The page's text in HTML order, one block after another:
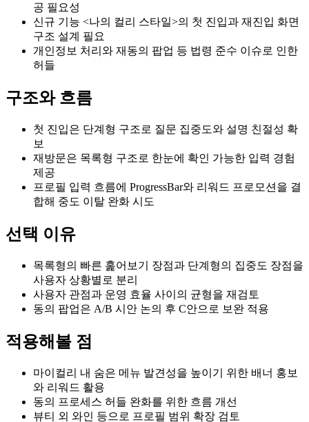
공 필요성
신규 기능 <나의 컬리 스타일>의 첫 진입과 재진입 화면
구조 설계 필요
개인정보 처리와 재동의 팝업 등 법령 준수 이슈로 인한
허들
구조와 흐름
첫 진입은 단계형 구조로 질문 집중도와 설명 친절성 확
보
재방문은 목록형 구조로 한눈에 확인 가능한 입력 경험
제공
프로필 입력 흐름에 ProgressBar와 리워드 프로모션을 결
합해 중도 이탈 완화 시도
선택 이유
목록형의 빠른 훑어보기 장점과 단계형의 집중도 장점을
사용자 상황별로 분리
사용자 관점과 운영 효율 사이의 균형을 재검토
동의 팝업은 A/B 시안 논의 후 C안으로 보완 적용
적용해볼 점
마이컬리 내 숨은 메뉴 발견성을 높이기 위한 배너 홍보
와 리워드 활용
동의 프로세스 허들 완화를 위한 흐름 개선
뷰티 외 와인 등으로 프로필 범위 확장 검토